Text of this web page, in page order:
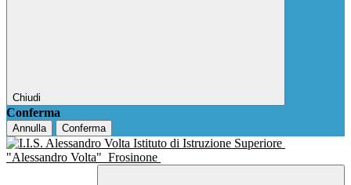
Chiudi
Conferma
Annulla Conferma
Istituto di Istruzione Superiore
"Alessandro Volta" Frosinone